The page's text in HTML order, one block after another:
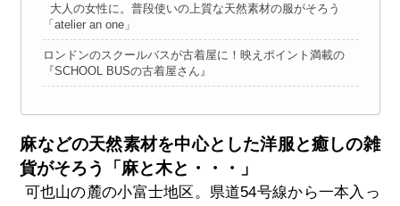
大人の女性に。普段使いの上質な天然素材の服がそろう
「atelier an one」
ロンドンのスクールバスが古着屋に！映えポイント満載の
『SCHOOL BUSの古着屋さん』
麻などの天然素材を中心とした洋服と癒しの雑
貨がそろう「麻と木と・・・」
可也山の麓の小富士地区。県道54号線から一本入っ